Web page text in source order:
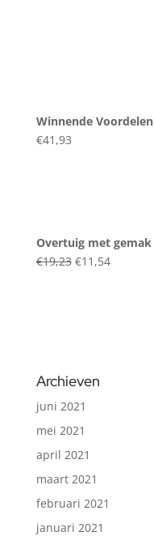
Winnende Voordelen
€41,93
Overtuig met gemak
€19,23 Original
€11,54Current
Archieven
juni 2021
mei 2021
april 2021
maart 2021
februari 2021
januari 2021